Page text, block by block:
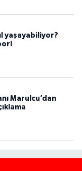
yaşayabiliyor?
Marulcu’dan